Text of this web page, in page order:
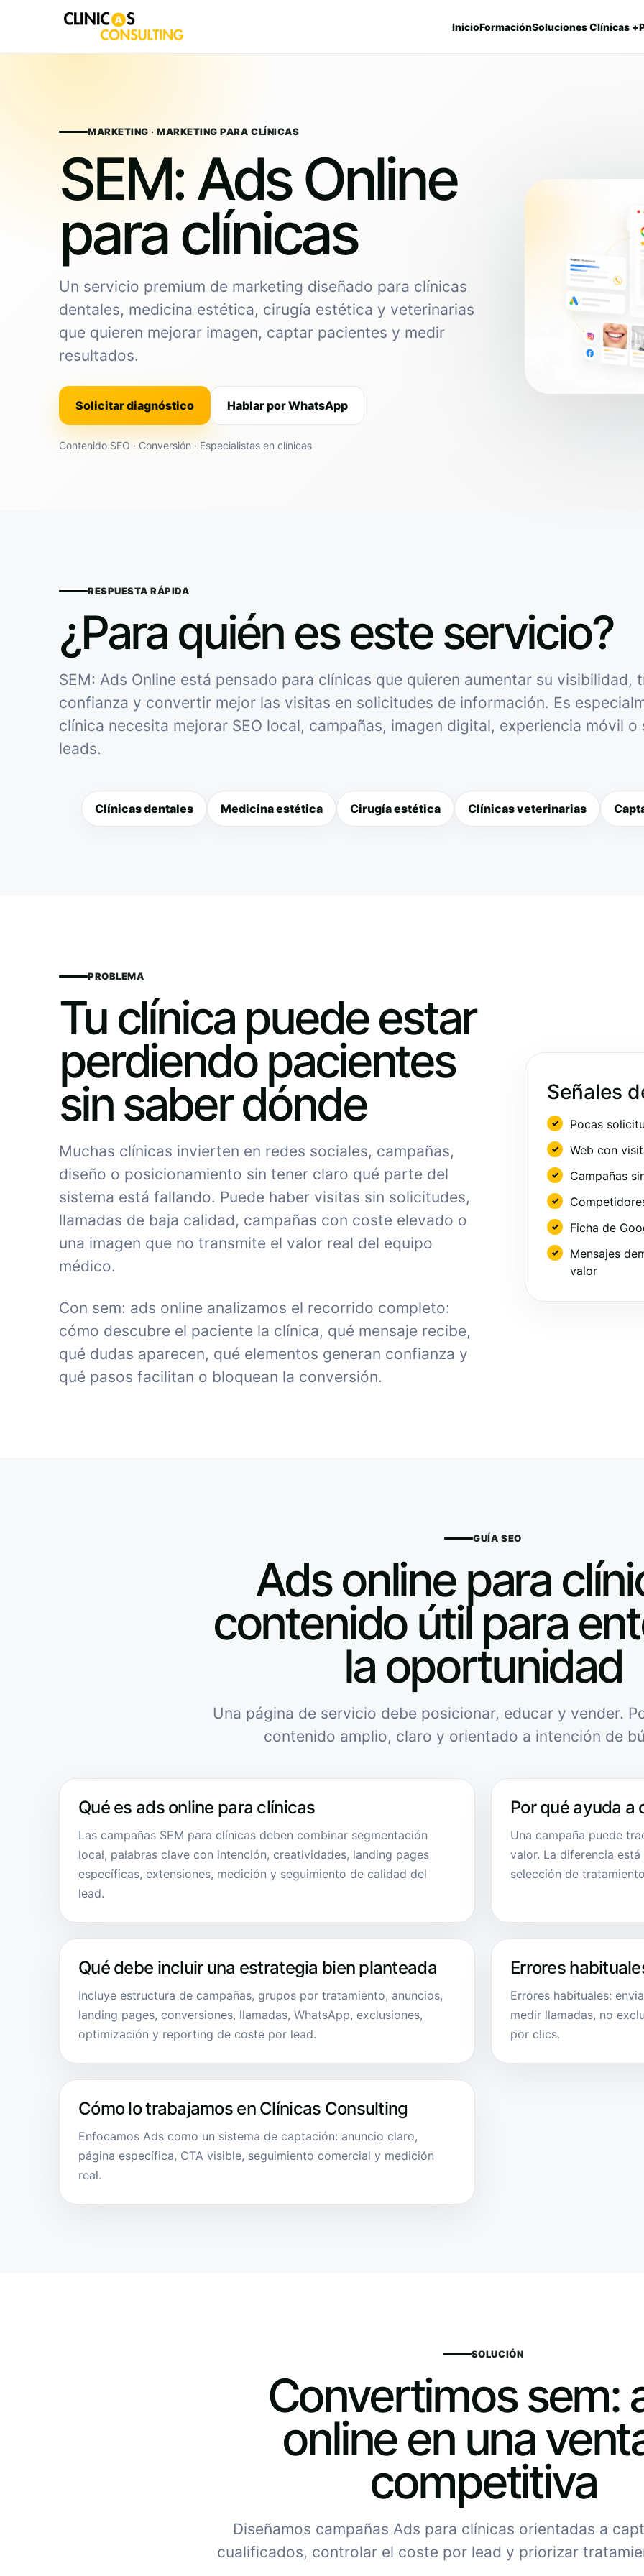
InicioFormaciónSoluciones Clínicas +
MARKETING · MARKETING PARA CLÍNICAS
SEM: Ads Online
para clínicas
Un servicio premium de marketing diseñado para clínicas
dentales, medicina estética, cirugía estética y veterinarias
que quieren mejorar imagen, captar pacientes y medir
resultados.
Solicitar diagnóstico Hablar por WhatsApp
Contenido SEO · Conversión · Especialistas en clínicas
RESPUESTA RÁPIDA
¿Para quién es este servicio?
SEM: Ads Online está pensado para clínicas que quieren aumentar su visibilidad,
confianza y convertir mejor las visitas en solicitudes de información. Es
clínica necesita mejorar SEO local, campañas, imagen digital, experiencia móvil o
leads.
Clínicas dentales Medicina estética Cirugía estética Clínicas veterinarias
PROBLEMA
Tu clínica puede estar
perdiendo pacientes
sin saber dónde
Muchas clínicas invierten en redes sociales, campañas,
diseño o posicionamiento sin tener claro qué parte del
sistema está fallando. Puede haber visitas sin solicitudes,
llamadas de baja calidad, campañas con coste elevado o
una imagen que no transmite el valor real del equipo
médico.
Con sem: ads online analizamos el recorrido completo:
cómo descubre el paciente la clínica, qué mensaje recibe,
qué dudas aparecen, qué elementos generan confianza y
qué pasos facilitan o bloquean la conversión.
Señales
Pocas
Web con
Campañas
Ficha de
Mensajes
valor
GUÍA SEO
Ads online para
contenido útil para
la oportunidad
Una página de servicio debe posicionar, educar y vender.
contenido amplio, claro y orientado a intención de
Qué es ads online para clínicas
Las campañas SEM para clínicas deben combinar segmentación
local, palabras clave con intención, creatividades, landing pages
específicas, extensiones, medición y seguimiento de calidad del
lead.
Por qué ayuda
Una campaña puede
valor. La diferencia
selección de
Qué debe incluir una estrategia bien planteada
Incluye estructura de campañas, grupos por tratamiento, anuncios,
landing pages, conversiones, llamadas, WhatsApp, exclusiones,
optimización y reporting de coste por lead.
Errores
Errores habituales:
medir llamadas, no
por clics.
Cómo lo trabajamos en Clínicas Consulting
Enfocamos Ads como un sistema de captación: anuncio claro,
página específica, CTA visible, seguimiento comercial y medición
real.
SOLUCIÓN
Convertimos sem:
online en una
competitiva
Diseñamos campañas Ads para clínicas orientadas a
cualificados, controlar el coste por lead y priorizar